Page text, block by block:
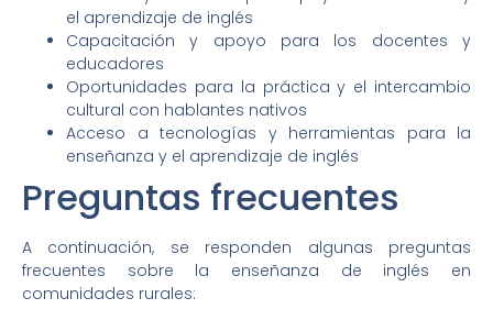
el aprendizaje de inglés
Capacitación y apoyo para los docentes y
educadores
Oportunidades para la práctica y el intercambio
cultural con hablantes nativos
Acceso a tecnologías y herramientas para la
enseñanza y el aprendizaje de inglés
Preguntas frecuentes
A continuación, se responden algunas preguntas
frecuentes sobre la enseñanza de inglés en
comunidades rurales: